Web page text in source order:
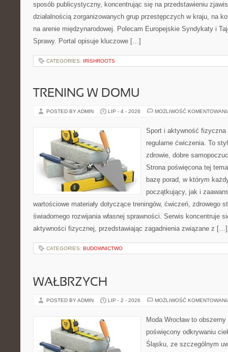
sposób publicystyczny, koncentrując się na przedstawieniu
działalnością zorganizowanych grup przestępczych w kraju, na
na arenie międzynarodowej. Polecam Europejskie Syndykaty i
Sprawy. Portal opisuje kluczowe […]
CATEGORIES: IRISHROOTS
TRENING W DOMU
POSTED BY ADMIN LIP - 4 - 2026 MOŻLIWOŚĆ
Sport i aktywność
regularne ćwiczenia. To
zdrowie, dobre
Strona poświęcona tej
bazę porad, w którym
początkujący, jak i
wartościowe materiały dotyczące treningów, ćwiczeń, zdrowego
świadomego rozwijania własnej sprawności. Serwis koncentruje
aktywności fizycznej, przedstawiając zagadnienia związane z […]
CATEGORIES: BUDOWNICTWO
WAŁBRZYCH
POSTED BY ADMIN LIP - 2 - 2026 MOŻLIWOŚĆ
Moda Wrocław to
poświęcony odkrywaniu
Śląsku, ze szczególnym